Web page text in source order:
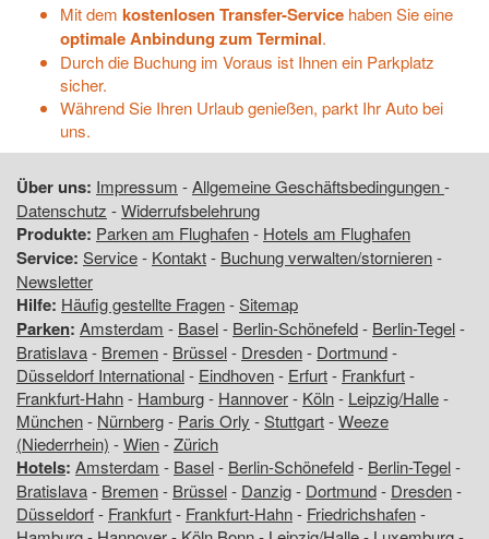
Mit dem kostenlosen Transfer-Service haben Sie eine
optimale Anbindung zum Terminal.
Durch die Buchung im Voraus ist Ihnen ein Parkplatz
sicher.
Während Sie Ihren Urlaub genießen, parkt Ihr Auto bei
uns.
Über uns: Impressum -Allgemeine Geschäftsbedingungen-
Datenschutz -Widerrufsbelehrung
Produkte: Parken am Flughafen- Hotels am Flughafen
Service: Service- Kontakt- Buchung verwalten/stornieren-
Newsletter
Hilfe: Häufig gestellte Fragen-Sitemap
Parken: Amsterdam - Basel- Berlin-Schönefeld- Berlin-Tegel-
Bratislava- Bremen- Brüssel- Dresden- Dortmund-
Düsseldorf International- Eindhoven- Erfurt- Frankfurt-
Frankfurt-Hahn- Hamburg- Hannover- Köln- Leipzig/Halle-
München- Nürnberg- Paris Orly -Stuttgart-Weeze
(Niederrhein) -Wien-Zürich
Hotels: Amsterdam - Basel- Berlin-Schönefeld- Berlin-Tegel-
Bratislava- Bremen- Brüssel- Danzig- Dortmund- Dresden-
Düsseldorf- Frankfurt- Frankfurt-Hahn- Friedrichshafen-